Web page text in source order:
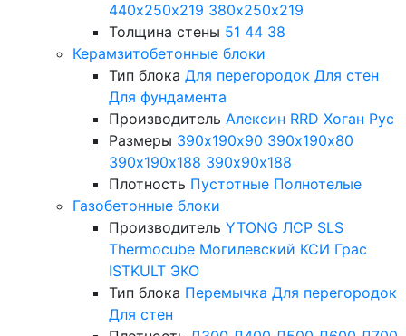
440х250х219 380х250х219
Толщина стены 51 44 38
Керамзитобетонные блоки
Тип блока Для перегородок Для стен
Для фундамента
Производитель Алексин RRD Хоган Рус
Размеры 390х190х90 390х190х80
390х190х188 390х90х188
Плотность Пустотные Полнотелые
Газобетонные блоки
Производитель YTONG ЛСР SLS
Thermocube Могилевский КСИ Грас
ISTKULT ЭКО
Тип блока Перемычка Для перегородок
Для стен